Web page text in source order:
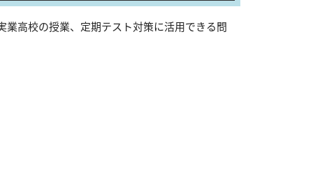
高校の授業、定期テスト対策に活用できる問